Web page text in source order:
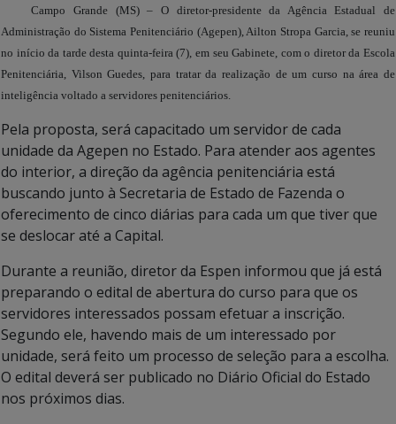
Campo Grande (MS) – O diretor-presidente da Agência Estadual de
Administração do Sistema Penitenciário (Agepen), Ailton Stropa Garcia, se reuniu
no início da tarde desta quinta-feira (7), em seu Gabinete, com o diretor da Escola
Penitenciária, Vilson Guedes, para tratar da realização de um curso na área de
inteligência voltado a servidores penitenciários.
Pela proposta, será capacitado um servidor de cada
unidade da Agepen no Estado. Para atender aos agentes
do interior, a direção da agência penitenciária está
buscando junto à Secretaria de Estado de Fazenda o
oferecimento de cinco diárias para cada um que tiver que
se deslocar até a Capital.
Durante a reunião, diretor da Espen informou que já está
preparando o edital de abertura do curso para que os
servidores interessados possam efetuar a inscrição.
Segundo ele, havendo mais de um interessado por
unidade, será feito um processo de seleção para a escolha.
O edital deverá ser publicado no Diário Oficial do Estado
nos próximos dias.